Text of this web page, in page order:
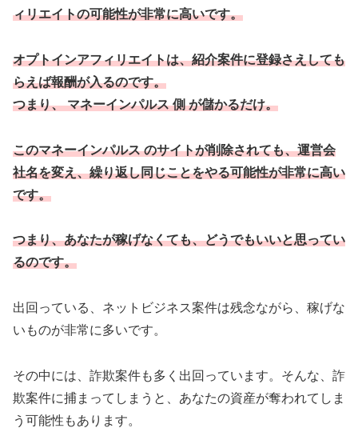
ィリエイトの可能性が非常に高いです。
オプトインアフィリエイトは、紹介案件に登録さえしても
らえば報酬が入るのです。
つまり、 マネーインパルス 側 が儲かるだけ。
このマネーインパルス のサイトが削除されても、運営会
社名を変え、繰り返し同じことをやる可能性が非常に高い
です。
つまり、あなたが稼げなくても、どうでもいいと思ってい
るのです。
出回っている、ネットビジネス案件は残念ながら、稼げな
いものが非常に多いです。
その中には、詐欺案件も多く出回っています。そんな、詐
欺案件に捕まってしまうと、あなたの資産が奪われてしま
う可能性もあります。